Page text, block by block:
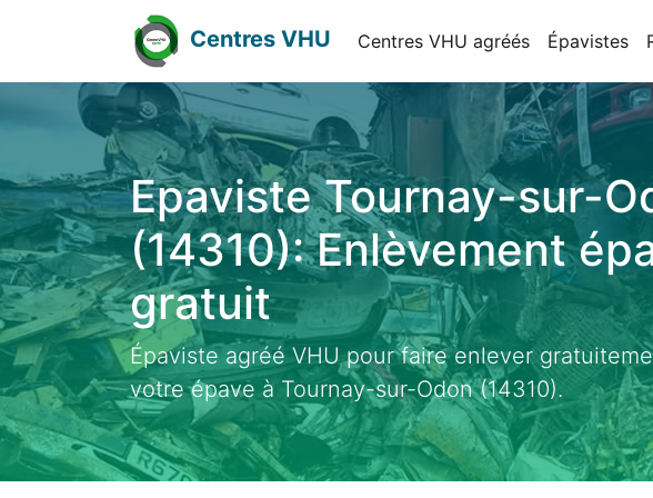
Centres VHU Centres VHU agréés Épavistes
Epaviste Tournay-sur-
(14310): Enlèvement
gratuit
Épaviste agréé VHU pour faire enlever
votre épave à Tournay-sur-Odon (14310).